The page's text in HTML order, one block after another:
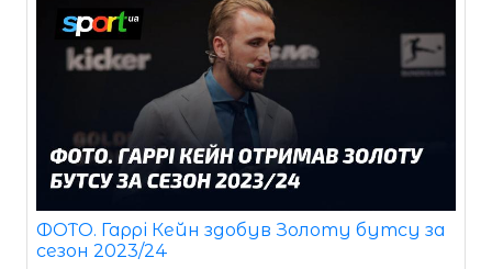
ФОТО. Гаррі Кейн здобув Золоту бутсу за
сезон 2023/24